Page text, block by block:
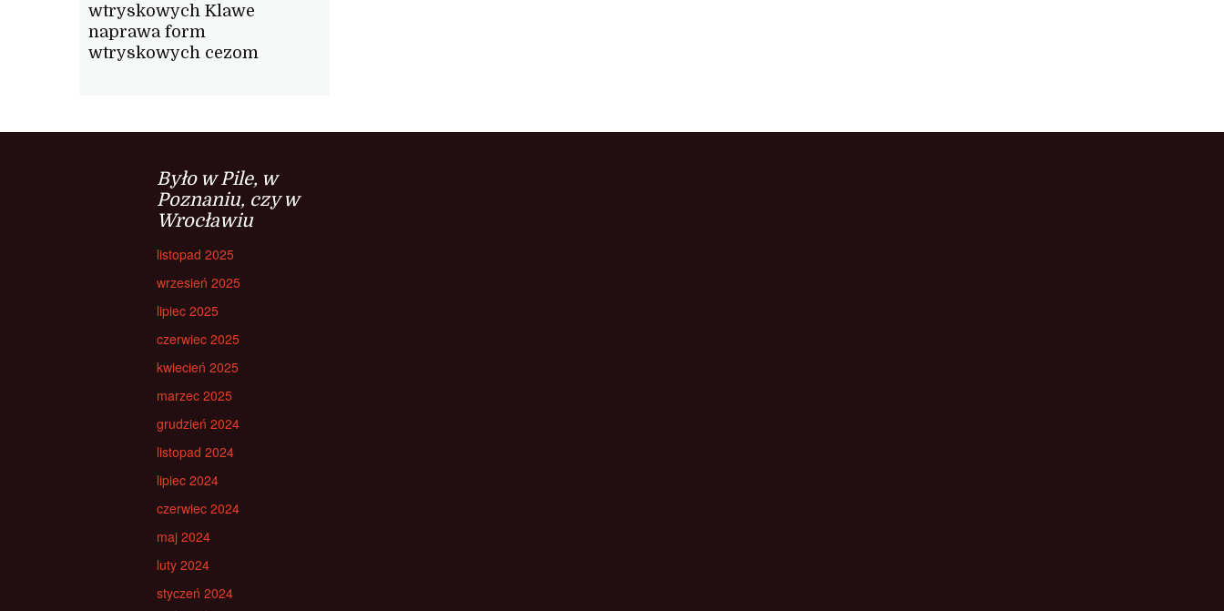
wtryskowych Klawe
naprawa form
wtryskowych cezom
Było w Pile, w
Poznaniu, czy w
Wrocławiu
listopad 2025
wrzesień 2025
lipiec 2025
czerwiec 2025
kwiecień 2025
marzec 2025
grudzień 2024
listopad 2024
lipiec 2024
czerwiec 2024
maj 2024
luty 2024
styczeń 2024